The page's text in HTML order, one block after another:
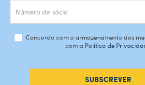
Concordo com o armazenamento dos
com a Política de
SUBSCREVER